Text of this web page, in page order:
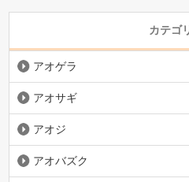
カテゴ
アオゲラ
アオサギ
アオジ
アオバズク